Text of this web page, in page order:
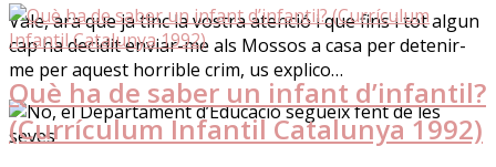
Vale, ara que ja tinc la vostra atenció i que fins i tot algun
cap ha decidit enviar-me als Mossos a casa per detenir-
me per aquest horrible crim, us explico…
Què ha de saber un infant d’infantil?
(Currículum Infantil Catalunya 1992)